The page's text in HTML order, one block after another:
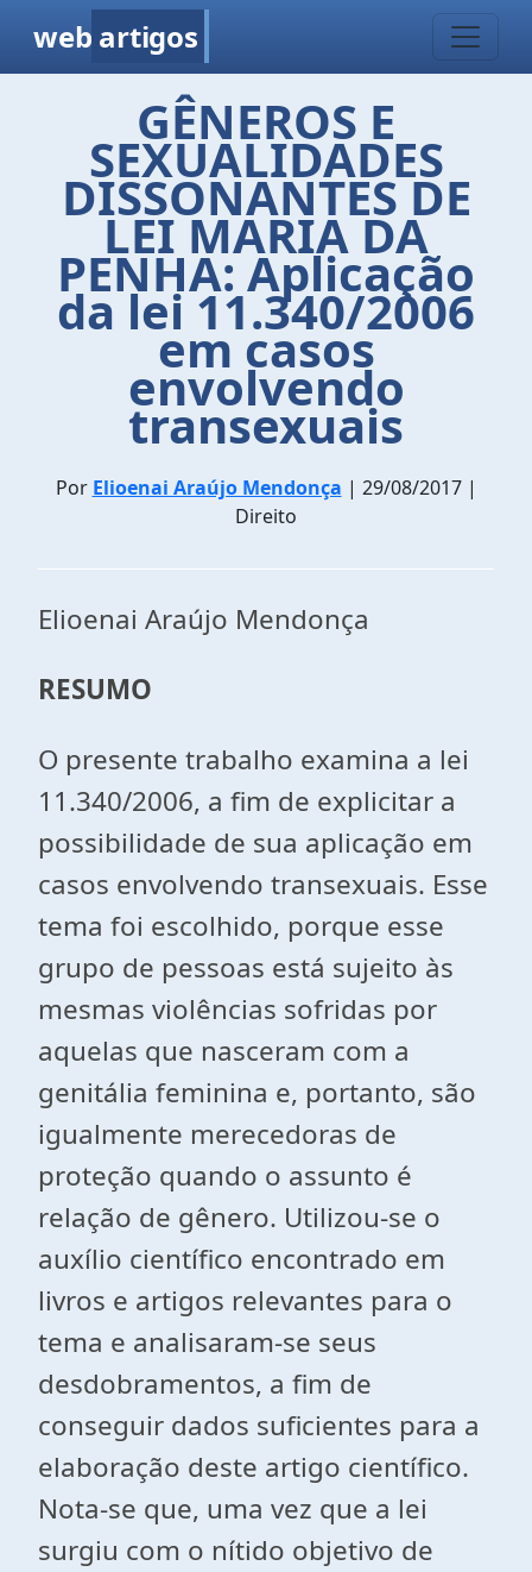
web artigos
GÊNEROS E
SEXUALIDADES
DISSONANTES DE
LEI MARIA DA
PENHA: Aplicação
da lei 11.340/2006
em casos
envolvendo
transexuais
Por Elioenai Araújo Mendonça | 29/08/2017 |
Direito
Elioenai Araújo Mendonça
RESUMO
O presente trabalho examina a lei
11.340/2006, a fim de explicitar a
possibilidade de sua aplicação em
casos envolvendo transexuais. Esse
tema foi escolhido, porque esse
grupo de pessoas está sujeito às
mesmas violências sofridas por
aquelas que nasceram com a
genitália feminina e, portanto, são
igualmente merecedoras de
proteção quando o assunto é
relação de gênero. Utilizou-se o
auxílio científico encontrado em
livros e artigos relevantes para o
tema e analisaram-se seus
desdobramentos, a fim de
conseguir dados suficientes para a
elaboração deste artigo científico.
Nota-se que, uma vez que a lei
surgiu com o nítido objetivo de